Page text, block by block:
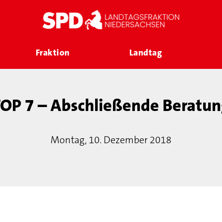
Fraktion Landtag
7 – Abschließende
Montag, 10. Dezember 2018